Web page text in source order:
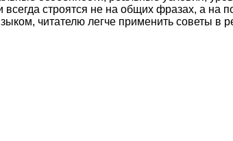
строятся не на общих фразах, а на
читателю легче применить советы в